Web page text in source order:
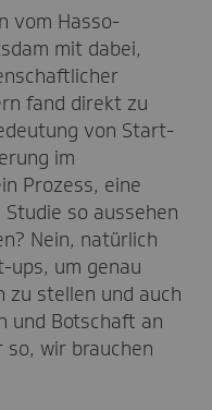
vom Hasso-
mit dabei,
fand direkt zu
von Start-
im
Prozess, eine
so aussehen
Nein, natürlich
ups, um genau
zu stellen und auch
und Botschaft an
wir brauchen